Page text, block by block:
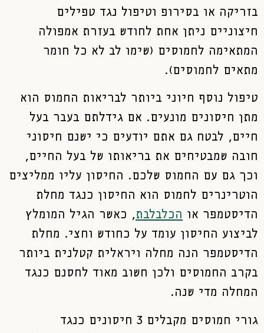
בזריקה או בסירופ וטיפול נגד טפילים
חיצוניים ניתן אחת לחודש בעזרת אמפולה
המתאימה לחמוסים (שימו לב לא כל חומר
מתאים לחמוסים).
טיפול נוסף חיוני ביותר לבריאות החמוס הוא
מתן חיסונים מונעים. אם גידלתם בעבר בעל
חיים, לבטח גם אתם יודעים כי ישנם חיסוני
חובה שמבטיחים את בריאותו של בעל החיים,
וכך גם עם החמוס שלכם. החיסון עליו ממליצים
הוטרינרים לחמוס הוא החיסון כנגד מחלת
הדיסטמפר או הכלבלבת, כאשר הגיל המומלץ
לביצוע החיסון עומד על כחודש וחצי. מחלת
הדיסטמפר הנה מחלה ויראלית קטלנית ביותר
בקרב החמוסים ולכן חשוב מאוד לחסנם כנגד
המחלה מדי שנה.
גורי חמוסים מקבלים 3 חיסונים כנגד